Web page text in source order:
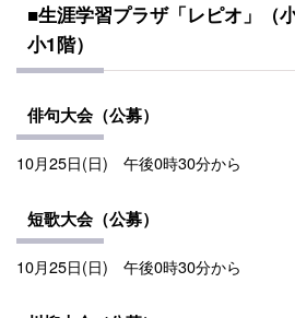
■生涯学習プラザ「レピオ」（
小1階）
俳句大会（公募）
10月25日(日) 午後0時30分から
短歌大会（公募）
10月25日(日) 午後0時30分から